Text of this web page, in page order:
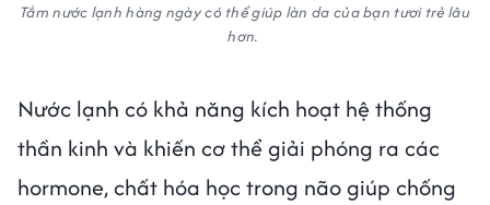
Tắm nước lạnh hàng ngày có thể giúp làn da của bạn tươi trẻ lâu
hơn.
Nước lạnh có khả năng kích hoạt hệ thống
thần kinh và khiến cơ thể giải phóng ra các
hormone, chất hóa học trong não giúp chống